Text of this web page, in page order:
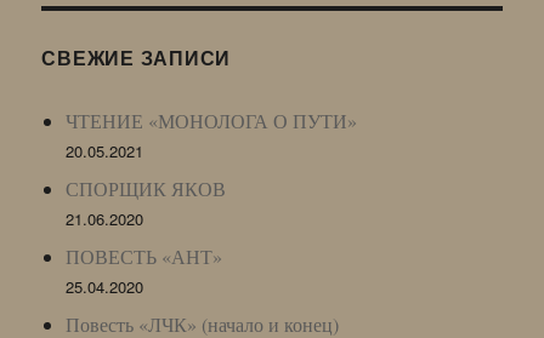
LJ
СВЕЖИЕ ЗАПИСИ
ЧТЕНИЕ «МОНОЛОГА О ПУТИ»
20.05.2021
СПОРЩИК ЯКОВ
21.06.2020
ПОВЕСТЬ «АНТ»
25.04.2020
Повесть «ЛЧК» (начало и конец)